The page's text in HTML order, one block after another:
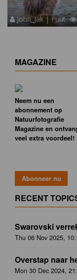
John_Jak | Fuut
MAGAZINE
Neem nu een
abonnement op
Natuurfotografie
Magazine en
veel extra voordeel!
RECENT
Swarovski
Thu 06 Nov 2025,
Overstap naar
Mon 30 Dec 2024,